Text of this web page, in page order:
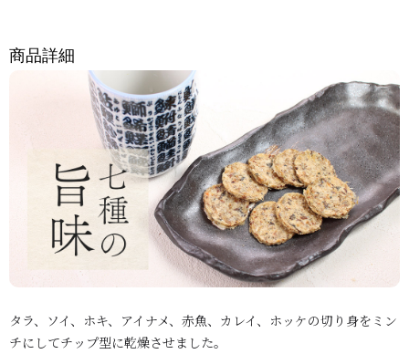
商品詳細
タラ、ソイ、ホキ、アイナメ、赤魚、カレイ、ホッケの切り身をミン
チにしてチップ型に乾燥させました。